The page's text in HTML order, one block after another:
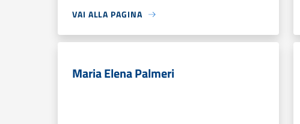
VAI ALLA PAGINA
Maria Elena Palmeri